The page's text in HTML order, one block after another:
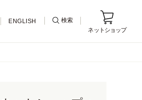
ENGLISH
検索
ネットショップ